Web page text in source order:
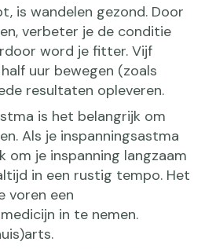
is wandelen gezond. Door
verbeter je de conditie
word je fitter. Vijf
uur bewegen (zoals
resultaten opleveren.
is het belangrijk om
Als je inspanningsastma
om je inspanning langzaam
in een rustig tempo. Het
voren een
in te nemen.